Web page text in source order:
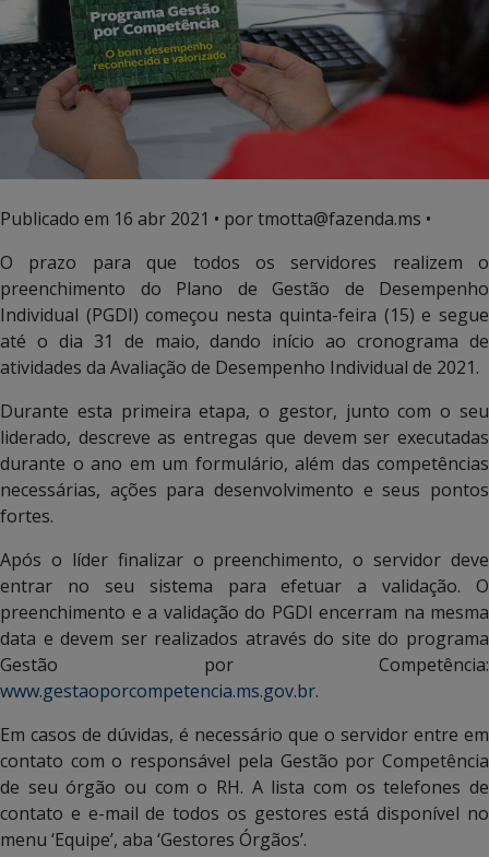
Publicado em 16 abr 2021 • por tmotta@fazenda.ms •
O prazo para que todos os servidores realizem o
preenchimento do Plano de Gestão de Desempenho
Individual (PGDI) começou nesta quinta-feira (15) e segue
até o dia 31 de maio, dando início ao cronograma de
atividades da Avaliação de Desempenho Individual de 2021.
Durante esta primeira etapa, o gestor, junto com o seu
liderado, descreve as entregas que devem ser executadas
durante o ano em um formulário, além das competências
necessárias, ações para desenvolvimento e seus pontos
fortes.
Após o líder finalizar o preenchimento, o servidor deve
entrar no seu sistema para efetuar a validação. O
preenchimento e a validação do PGDI encerram na mesma
data e devem ser realizados através do site do programa
Gestão por Competência:
www.gestaoporcompetencia.ms.gov.br.
Em casos de dúvidas, é necessário que o servidor entre em
contato com o responsável pela Gestão por Competência
de seu órgão ou com o RH. A lista com os telefones de
contato e e-mail de todos os gestores está disponível no
menu ‘Equipe’, aba ‘Gestores Órgãos’.